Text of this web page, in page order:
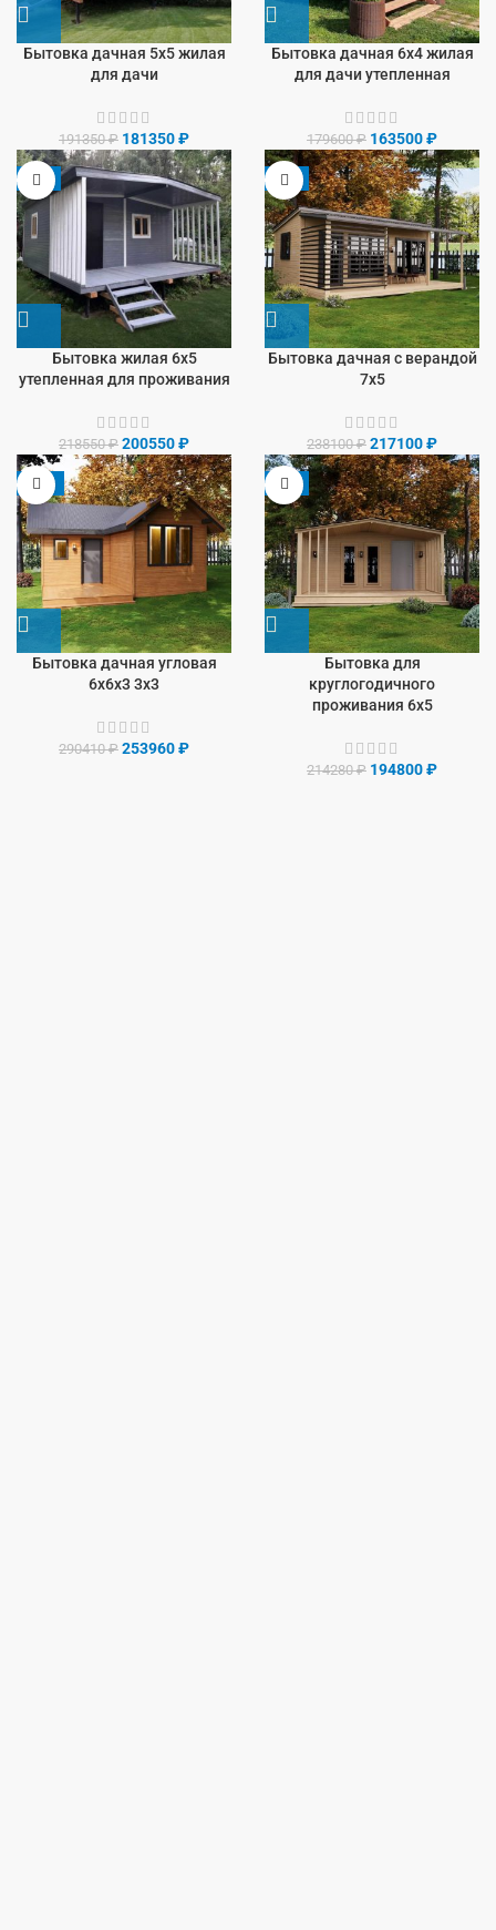
Бытовка дачная 5х5 жилая
для дачи
191350₽ 181350₽
Бытовка дачная 6х4 жилая
для дачи утепленная
179600₽ 163500₽
-8%
Бытовка жилая 6х5
утепленная для проживания
218550₽ 200550₽
-9%
Бытовка дачная с верандой
7х5
238100₽ 217100₽
-13%
Бытовка дачная угловая
6х6х3 3х3
290410₽ 253960₽
-9%
Бытовка для
круглогодичного
проживания 6х5
214280₽ 194800₽